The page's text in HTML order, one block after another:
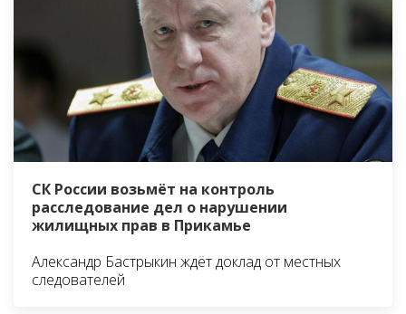
СК России возьмёт на контроль
расследование дел о нарушении
жилищных прав в Прикамье
Александр Бастрыкин ждёт доклад от местных
следователей